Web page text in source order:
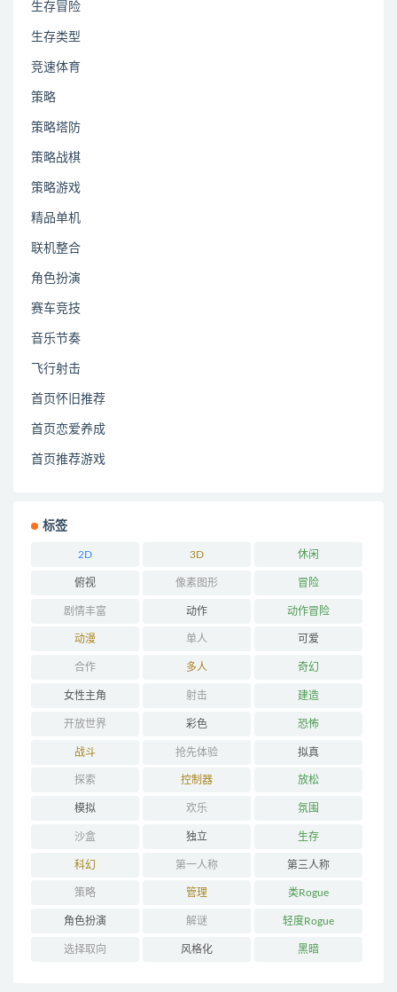
生存冒险
生存类型
竞速体育
策略
策略塔防
策略战棋
策略游戏
精品单机
联机整合
角色扮演
赛车竞技
音乐节奏
飞行射击
首页怀旧推荐
首页恋爱养成
首页推荐游戏
标签
2D 3D 休闲
俯视 像素图形 冒险
剧情丰富 动作 动作冒险
动漫 单人 可爱
合作 多人 奇幻
女性主角 射击 建造
开放世界 彩色 恐怖
战斗 抢先体验 拟真
探索 控制器 放松
模拟 欢乐 氛围
沙盒 独立 生存
科幻 第一人称 第三人称
策略 管理 类Rogue
角色扮演 解谜 轻度Rogue
选择取向 风格化 黑暗